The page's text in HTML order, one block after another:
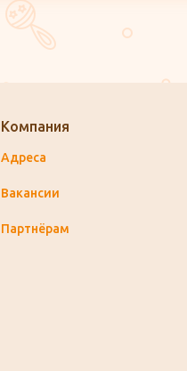
Компания
Адреса
Вакансии
Партнёрам